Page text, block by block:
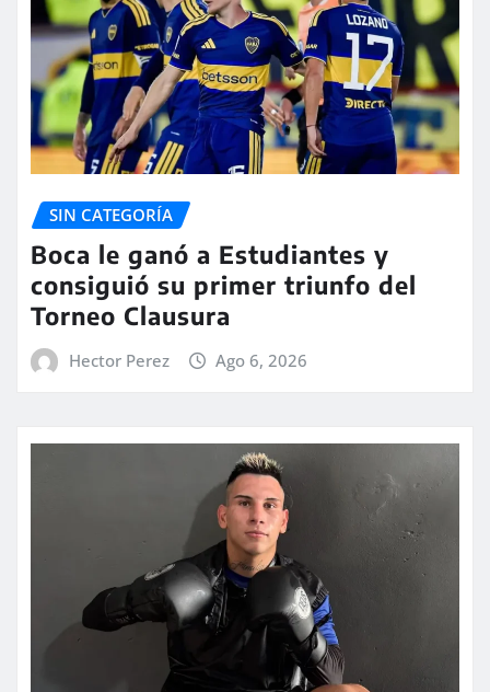
SIN CATEGORÍA
Boca le ganó a Estudiantes y
consiguió su primer triunfo del
Torneo Clausura
Hector Perez Ago 6, 2026